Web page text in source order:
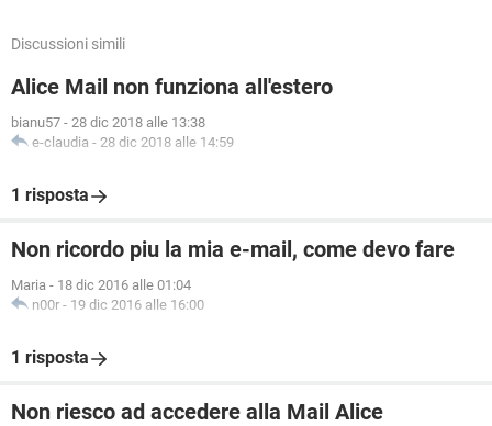
Discussioni simili
Alice Mail non funziona all'estero
bianu57 - 28 dic 2018 alle 13:38
e-claudia - 28 dic 2018 alle 14:59
1 risposta
Non ricordo piu la mia e-mail, come devo fare
Maria - 18 dic 2016 alle 01:04
n00r - 19 dic 2016 alle 16:00
1 risposta
Non riesco ad accedere alla Mail Alice